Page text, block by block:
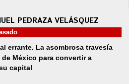
PEDRAZA VELÁSQUEZ
errante. La asombrosa travesía
México para convertir a
capital